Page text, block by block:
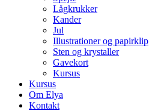
Lågkrukker
Kander
Jul
Illustrationer og papirklip
Sten og krystaller
Gavekort
Kursus
Kursus
Om Elya
Kontakt